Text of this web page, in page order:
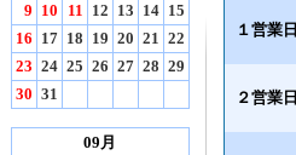
9 10 11 12 13 14 15
16 17 18 19 20 21 22
23 24 25 26 27 28 29
30 31
09月
１営業日
２営業日